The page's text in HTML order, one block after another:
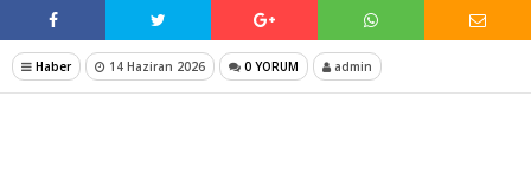
Haber 14 Haziran 2026 0 YORUM admin